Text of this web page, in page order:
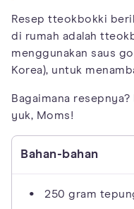
Resep tteokbokki
di rumah adalah
menggunakan saus
Korea), untuk
Bagaimana
yuk, Moms!
Bahan-bahan
250 gram